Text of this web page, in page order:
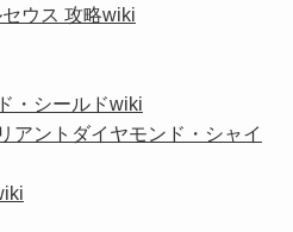
ウス 攻略wiki
・シールドwiki
アントダイヤモンド・シャイ